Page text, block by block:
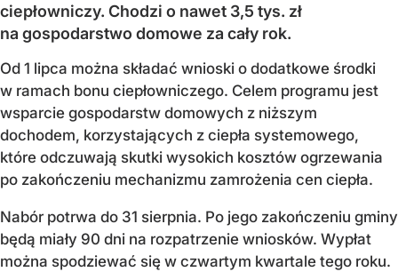
ciepłowniczy. Chodzi o nawet 3,5 tys. zł
na gospodarstwo domowe za cały rok.
Od 1 lipca można składać wnioski o dodatkowe środki
w ramach bonu ciepłowniczego. Celem programu jest
wsparcie gospodarstw domowych z niższym
dochodem, korzystających z ciepła systemowego,
które odczuwają skutki wysokich kosztów ogrzewania
po zakończeniu mechanizmu zamrożenia cen ciepła.
Nabór potrwa do 31 sierpnia. Po jego zakończeniu gminy
będą miały 90 dni na rozpatrzenie wniosków. Wypłat
można spodziewać się w czwartym kwartale tego roku.